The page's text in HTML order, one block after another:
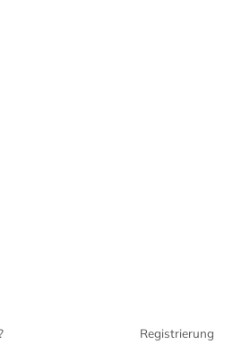
Registrierung